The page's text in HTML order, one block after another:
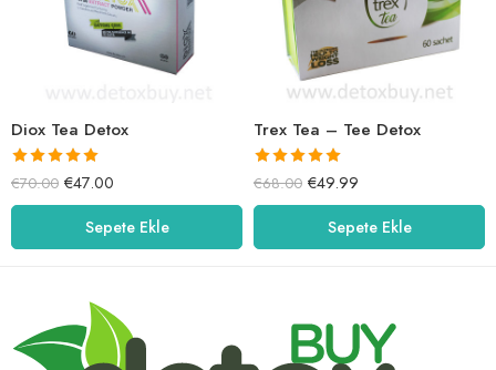
Diox Tea Detox
5 üzerinden
5.00oy aldı
€70.00 €47.00
Sepete Ekle
Trex Tea – Tee Detox
5 üzerinden
5.00oy aldı
€68.00 €49.99
Sepete Ekle